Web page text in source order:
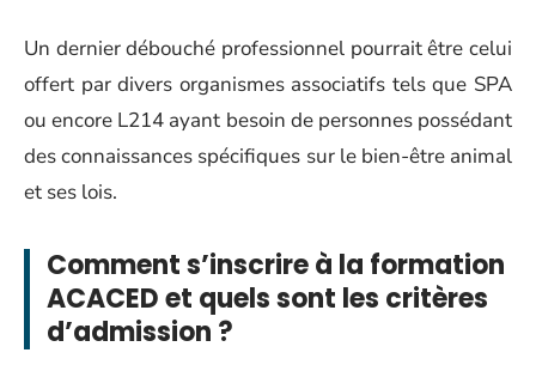
Un dernier débouché professionnel pourrait être celui
offert par divers organismes associatifs tels que SPA
ou encore L214 ayant besoin de personnes possédant
des connaissances spécifiques sur le bien-être animal
et ses lois.
Comment s’inscrire à la formation
ACACED et quels sont les critères
d’admission ?